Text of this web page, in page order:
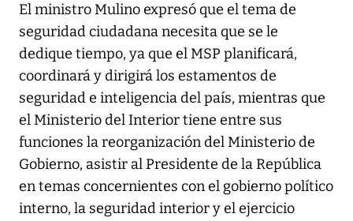
El ministro Mulino expresó que el tema de
seguridad ciudadana necesita que se le
dedique tiempo, ya que el MSP planificará,
coordinará y dirigirá los estamentos de
seguridad e inteligencia del país, mientras que
el Ministerio del Interior tiene entre sus
funciones la reorganización del Ministerio de
Gobierno, asistir al Presidente de la República
en temas concernientes con el gobierno político
interno, la seguridad interior y el ejercicio